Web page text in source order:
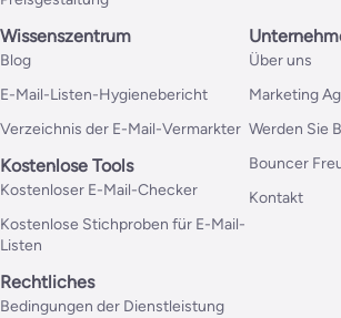
Wissenszentrum
Blog
E-Mail-Listen-Hygienebericht
Verzeichnis der E-Mail-Vermarkter
Kostenlose Tools
Kostenloser E-Mail-Checker
Kostenlose Stichproben für E-Mail-
Listen
Über uns
Marketing
Werden Sie
Bouncer
Kontakt
Rechtliches
Bedingungen der Dienstleistung